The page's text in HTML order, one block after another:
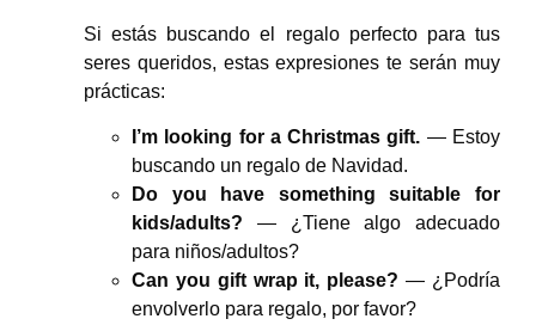
Si estás buscando el regalo perfecto para tus
seres queridos, estas expresiones te serán muy
prácticas:
I’m looking for a Christmas gift. — Estoy
buscando un regalo de Navidad.
Do you have something suitable for
kids/adults? — ¿Tiene algo adecuado
para niños/adultos?
Can you gift wrap it, please? — ¿Podría
envolverlo para regalo, por favor?